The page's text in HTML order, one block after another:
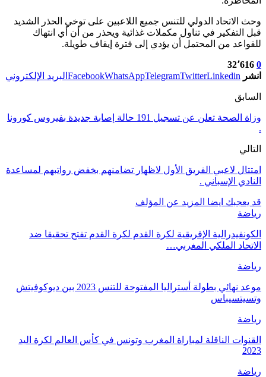
وحث الاتحاد الدولي للتنس جميع اللاعبين على توخي الحذر الشديد
قبل التفكير في تناول مكملات غذائية ويحذر من أن أي انتهاك
للقواعد من المحتمل أن يؤدي إلى فترة إيقاف طويلة.
0 32٬616
انشر
FacebookWhatsAppTelegramTwitterLinkedin البريد الإلكتروني
السابق
وزاة الصحة تعلن عن تسجيل 191 حالة إصابة جديدة بفيروس كورونا
.
التالي
امتتال لاعبي الفريق الأول لاظهار تضامنهم بخفض رواتبهم لمساعدة
النادي الإسباني .
قد يعجبك ايضا المزيد عن المؤلف
رياضة
الكونفيدرالية الإفريقية لكرة القدم لكرة القدم تفتح تحقيقا ضد
الاتحاد الملكي المغربي…
رياضة
موعد نهائي بطولة أستراليا المفتوحة للتنس 2023 بين ديوكوفيتش
وتسيتسيباس
رياضة
القنوات الناقلة لمباراة المغرب وتونس في كأس العالم لكرة اليد
2023
رياضة